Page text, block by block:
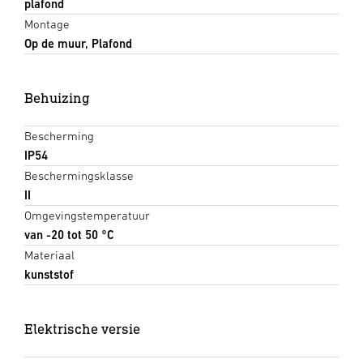
plafond
Montage
Op de muur, Plafond
Behuizing
Bescherming
IP54
Beschermingsklasse
II
Omgevingstemperatuur
van -20 tot 50 °C
Materiaal
kunststof
Elektrische versie